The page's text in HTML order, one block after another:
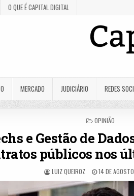
O QUE É CAPITAL DIGITAL
MERCADO JUDICIÁRIO REDES
POSTED
OPINIÃO
e Gestão de
públicos nos
LUIZ QUEIROZ 14 DE